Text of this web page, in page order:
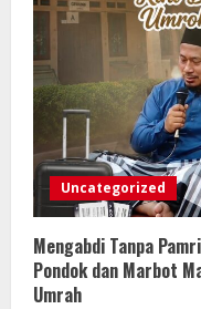
Uncategorized
Mengabdi Tanpa
Pondok dan Marbot
Umrah